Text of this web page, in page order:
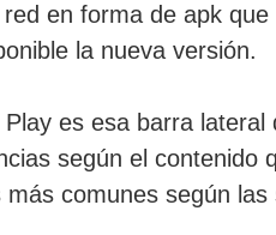
en forma de apk
la nueva versión.
es esa barra
según el contenido
comunes según